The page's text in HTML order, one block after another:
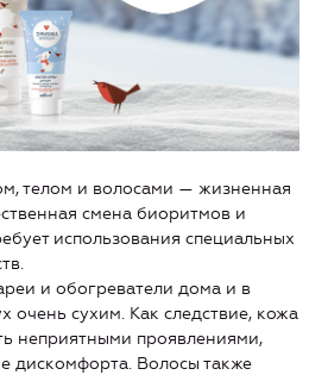
телом и волосами — жизненная
смена биоритмов и
использования специальных
и обогреватели дома и в
очень сухим. Как следствие, кожа
неприятными проявлениями,
дискомфорта. Волосы также